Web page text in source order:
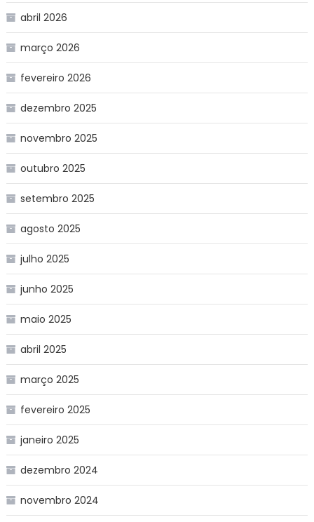
abril 2026
março 2026
fevereiro 2026
dezembro 2025
novembro 2025
outubro 2025
setembro 2025
agosto 2025
julho 2025
junho 2025
maio 2025
abril 2025
março 2025
fevereiro 2025
janeiro 2025
dezembro 2024
novembro 2024